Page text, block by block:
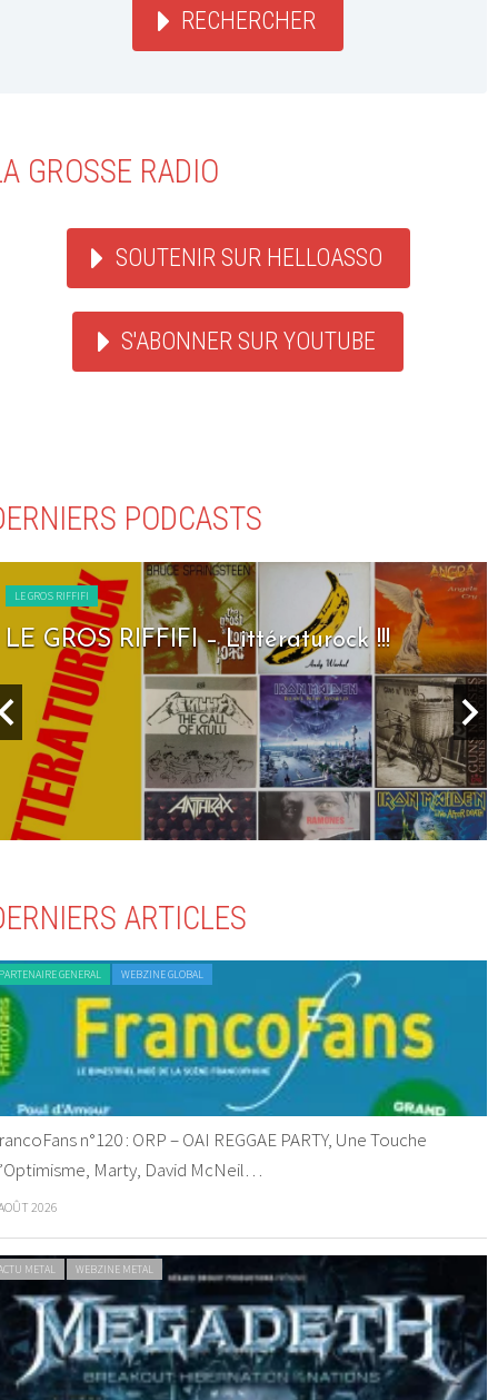
RECHERCHER
GROSSE RADIO
SOUTENIR SUR HELLOASSO
S'ABONNER SUR YOUTUBE
PODCASTS
LE GROS RIFFIFI
LE GROS RIFFIFI – Littératurock !!!
ARTICLES
GENERAL WEBZINE GLOBAL
n°120 : ORP – OAI REGGAE PARTY, Une Touche
Marty, David McNeil…
2026
METAL WEBZINE METAL